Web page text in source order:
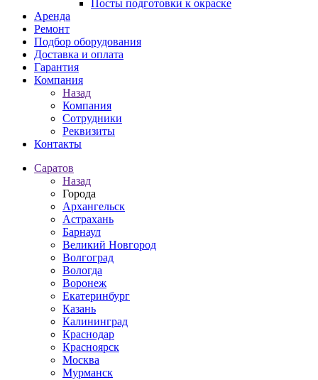
Посты подготовки к окраске
Аренда
Ремонт
Подбор оборудования
Доставка и оплата
Гарантия
Компания
Назад
Компания
Сотрудники
Реквизиты
Контакты
Саратов
Назад
Города
Архангельск
Астрахань
Барнаул
Великий Новгород
Волгоград
Вологда
Воронеж
Екатеринбург
Казань
Калининград
Краснодар
Красноярск
Москва
Мурманск